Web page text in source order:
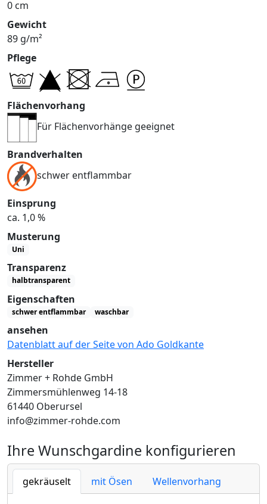
0 cm
Gewicht
89 g/m²
Pflege
Flächenvorhang
Für Flächenvorhänge geeignet
Brandverhalten
schwer entflammbar
Einsprung
ca. 1,0 %
Musterung
Uni
Transparenz
halbtransparent
Eigenschaften
schwer entflammbar waschbar
ansehen
Datenblatt auf der Seite von Ado Goldkante
Hersteller
Zimmer + Rohde GmbH
Zimmersmühlenweg 14-18
61440 Oberursel
info@zimmer-rohde.com
Ihre Wunschgardine konfigurieren
gekräuselt mit Ösen Wellenvorhang